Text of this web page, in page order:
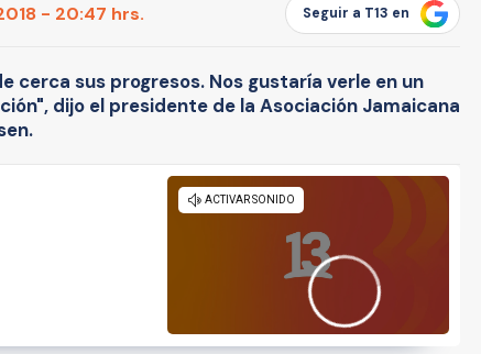
- 20:47 hrs. Seguir a T13 en
cerca sus progresos. Nos gustaría verle en un
dijo el presidente de la Asociación Jamaicana